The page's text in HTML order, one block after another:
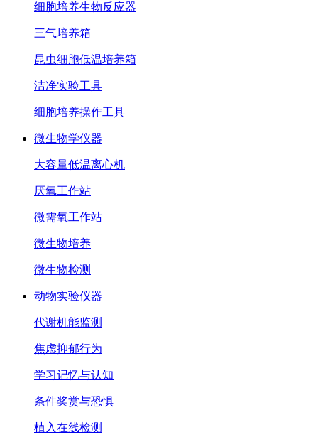
细胞培养生物反应器
三气培养箱
昆虫细胞低温培养箱
洁净实验工具
细胞培养操作工具
微生物学仪器
大容量低温离心机
厌氧工作站
微需氧工作站
微生物培养
微生物检测
动物实验仪器
代谢机能监测
焦虑抑郁行为
学习记忆与认知
条件奖赏与恐惧
植入在线检测